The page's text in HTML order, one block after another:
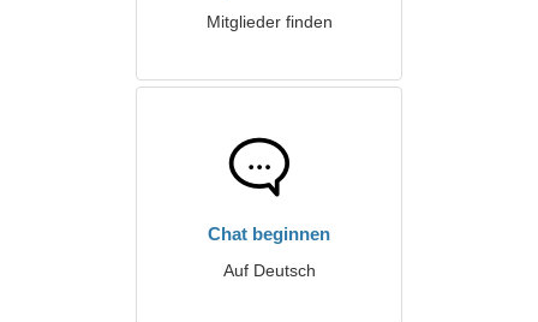
Mitglieder finden
Chat beginnen
Auf Deutsch